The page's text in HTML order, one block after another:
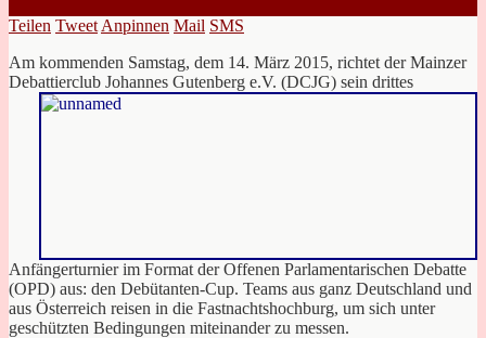
Teilen Tweet Anpinnen Mail SMS
Am kommenden Samstag, dem 14. März 2015, richtet der Mainzer
Debattierclub Johannes Gutenberg e.V. (DCJG) sein drittes
Anfängerturnier im Format der Offenen Parlamentarischen Debatte
(OPD) aus: den Debütanten-Cup. Teams aus ganz Deutschland und
aus Österreich reisen in die Fastnachtshochburg, um sich unter
geschützten Bedingungen miteinander zu messen.